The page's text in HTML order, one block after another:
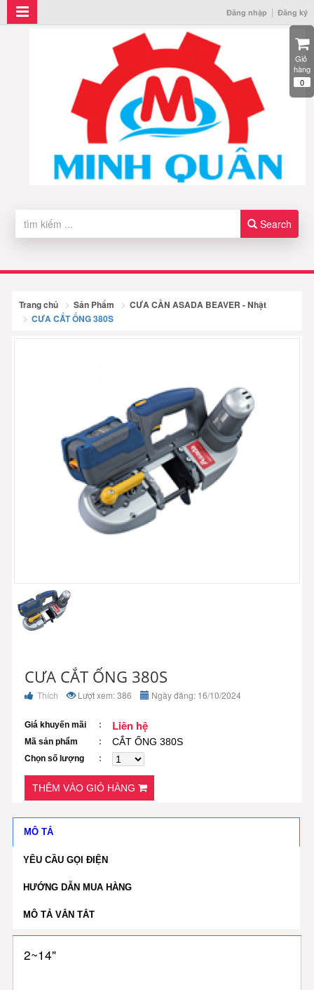
Đăng nhập Đăng ký
Search
Trang chủ Sản Phẩm
CƯA CẦN ASADA BEAVER - Nhật
CƯA CẮT ỐNG 380S
CƯA CẮT ỐNG 380S
Thích Lượt xem: 386 Ngày đăng: 16/10/2024
Giá khuyến mãi Liên hệ
Mã sản phẩm CẮT ỐNG 380S
Chọn số lượng
THÊM VÀO GIỎ HÀNG
MÔ TẢ
YÊU CẦU GỌI ĐIỆN
HƯỚNG DẪN MUA HÀNG
MÔ TẢ VẮN TẮT
2~14"
Giỏ
hàng
0